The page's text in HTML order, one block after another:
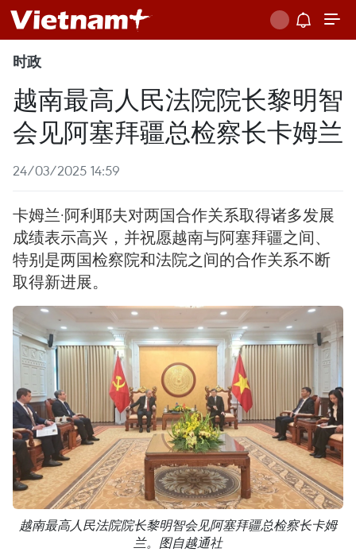
时政
越南最高人民法院院长黎明智
会见阿塞拜疆总检察长卡姆兰
24/03/2025 14:59
卡姆兰·阿利耶夫对两国合作关系取得诸多发展
成绩表示高兴，并祝愿越南与阿塞拜疆之间、
特别是两国检察院和法院之间的合作关系不断
取得新进展。
越南最高人民法院院长黎明智会见阿塞拜疆总检察长卡姆
兰。图自越通社